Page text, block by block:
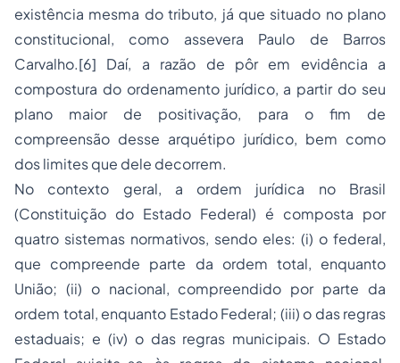
existência mesma do tributo, já que situado no plano
constitucional, como assevera Paulo de Barros
Carvalho.[6] Daí, a razão de pôr em evidência a
compostura do ordenamento jurídico, a partir do seu
plano maior de positivação, para o fim de
compreensão desse arquétipo jurídico, bem como
dos limites que dele decorrem.
No contexto geral, a ordem jurídica no Brasil
(Constituição do Estado Federal) é composta por
quatro sistemas normativos, sendo eles: (i) o federal,
que compreende parte da ordem total, enquanto
União; (ii) o nacional, compreendido por parte da
ordem total, enquanto Estado Federal; (iii) o das regras
estaduais; e (iv) o das regras municipais. O Estado